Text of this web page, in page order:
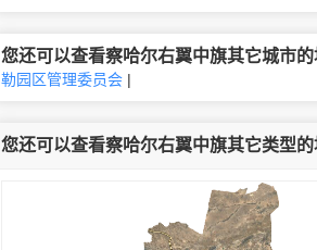
您还可以查看察哈尔右翼中旗其它城市
勒园区管理委员会|
您还可以查看察哈尔右翼中旗其它类型